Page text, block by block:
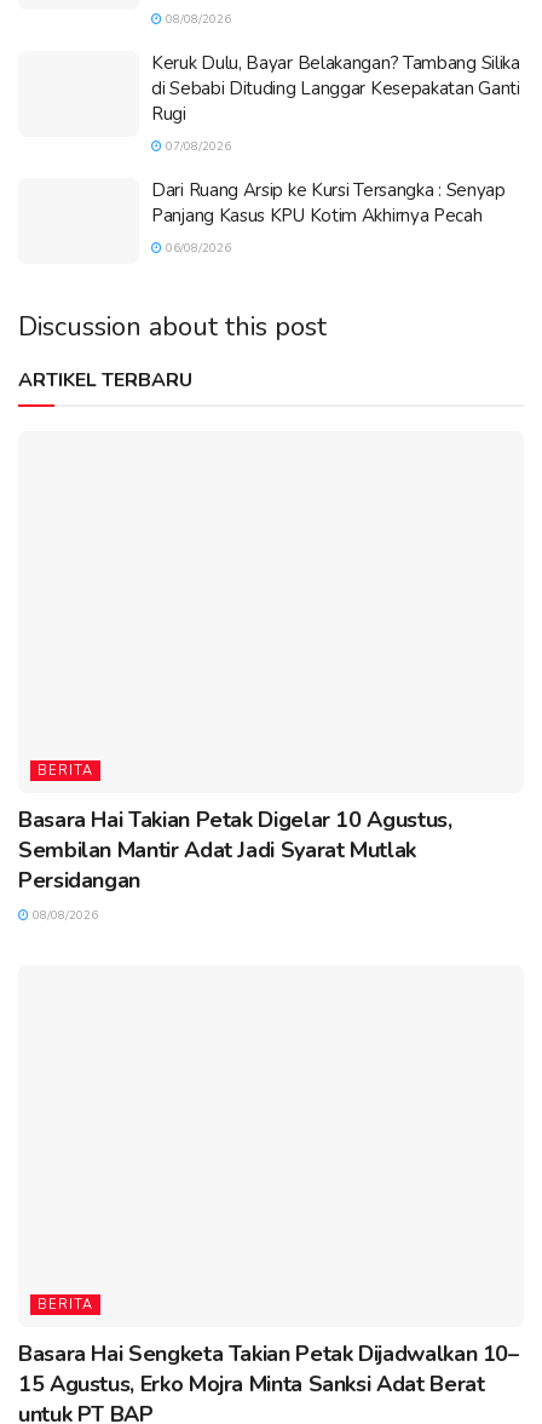
08/08/2026
Keruk Dulu, Bayar Belakangan? Tambang Silika
di Sebabi Dituding Langgar Kesepakatan Ganti
Rugi
07/08/2026
Dari Ruang Arsip ke Kursi Tersangka : Senyap
Panjang Kasus KPU Kotim Akhirnya Pecah
06/08/2026
Discussion about this post
ARTIKEL TERBARU
BERITA
Basara Hai Takian Petak Digelar 10 Agustus,
Sembilan Mantir Adat Jadi Syarat Mutlak
Persidangan
08/08/2026
BERITA
Basara Hai Sengketa Takian Petak Dijadwalkan 10–
15 Agustus, Erko Mojra Minta Sanksi Adat Berat
untuk PT BAP